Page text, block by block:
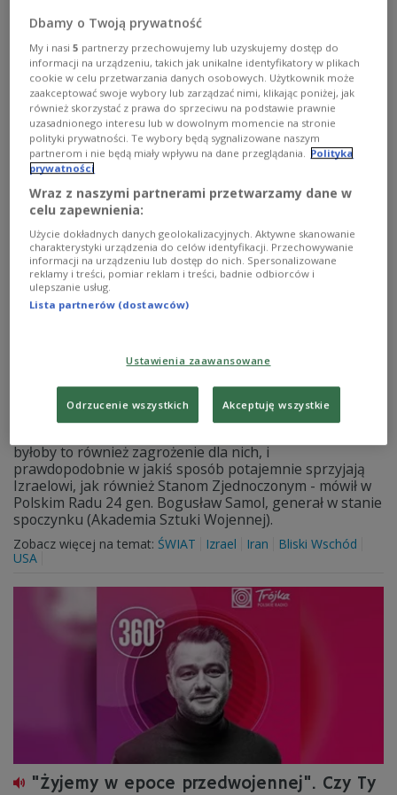
Narodowego. Bogusław Samol, generał broni Wojska
Polskiego w stanie spoczynku z Akademii Sztuki
Wojennej tłumaczył w Polskim Radiu 24, że "Polacy mają
syndrom naiwności, że ktoś ich obroni". - Pora zmienić to
myślenie - podkreślił.
Zobacz więcej na temat:polityka POLSKA bezpieczeństwo
BBN
Gen. Samol: USA nie
przystąpią do tej wojny
- Emiraty Arabskie, jak i Saudyjczycy, obawiają się, że
byłoby to również zagrożenie dla nich, i
prawdopodobnie w jakiś sposób potajemnie sprzyjają
Izraelowi, jak również Stanom Zjednoczonym - mówił w
Polskim Radu 24 gen. Bogusław Samol, generał w stanie
spoczynku (Akademia Sztuki Wojennej).
Zobacz więcej na temat: ŚWIAT Izrael Iran
Bliski Wschód
USA
"Żyjemy w epoce przedwojennej". Czy Ty
Dbamy o Twoją prywatność
My i nasi5 partnerzy przechowujemy lub uzyskujemy dostęp do
informacji na urządzeniu, takich jak unikalne identyfikatory w plikach
cookie w celu przetwarzania danych osobowych. Użytkownik może
zaakceptować swoje wybory lub zarządzać nimi, klikając poniżej, jak
również skorzystać z prawa do sprzeciwu na podstawie prawnie
uzasadnionego interesu lub w dowolnym momencie na stronie
polityki prywatności. Te wybory będą sygnalizowane naszym
partnerom i nie będą miały wpływu na dane przeglądania.
Polityka
prywatności
Wraz z naszymi partnerami przetwarzamy dane w
celu zapewnienia:
Użycie dokładnych danych geolokalizacyjnych. Aktywne skanowanie
charakterystyki urządzenia do celów identyfikacji. Przechowywanie
informacji na urządzeniu lub dostęp do nich. Spersonalizowane
reklamy i treści, pomiar reklam i treści, badnie odbiorców i
ulepszanie usług.
Lista partnerów (dostawców)
Ustawienia zaawansowane
Odrzucenie wszystkich Akceptuję wszystkie